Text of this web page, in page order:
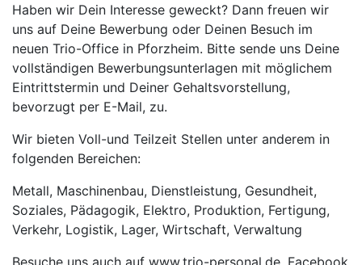
Haben wir Dein Interesse geweckt? Dann freuen wir
uns auf Deine Bewerbung oder Deinen Besuch im
neuen Trio-Office in Pforzheim. Bitte sende uns Deine
vollständigen Bewerbungsunterlagen mit möglichem
Eintrittstermin und Deiner Gehaltsvorstellung,
bevorzugt per E-Mail, zu.
Wir bieten Voll-und Teilzeit Stellen unter anderem in
folgenden Bereichen:
Metall, Maschinenbau, Dienstleistung, Gesundheit,
Soziales, Pädagogik, Elektro, Produktion, Fertigung,
Verkehr, Logistik, Lager, Wirtschaft, Verwaltung
Besuche uns auch auf www.trio-personal.de, Facebook